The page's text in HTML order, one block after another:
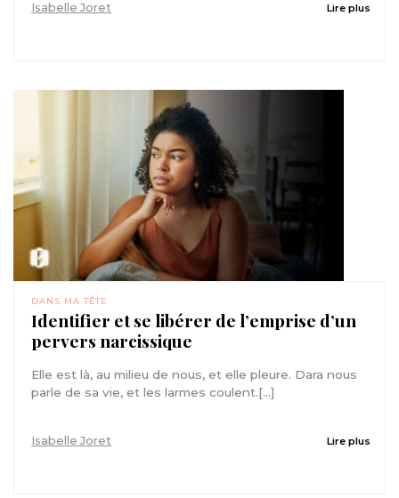
Isabelle Joret Lire plus
DANS MA TÊTE
Identifier et se libérer de l’emprise d’un
pervers narcissique
Elle est là, au milieu de nous, et elle pleure. Dara nous
parle de sa vie, et les larmes coulent.[...]
Isabelle Joret Lire plus